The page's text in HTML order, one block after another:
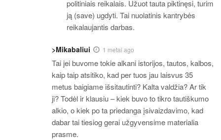
politiniais reikalais. Užuot tauta piktinęsi, turim
ją (save) ugdyti. Tai nuolatinis kantrybės
reikalaujantis darbas.
>Mikabaliui 1 metai ago
Tai jei buvome tokie alkani istorijos, tautos, kalbos,
kaip taip atsitiko, kad per tuos jau laisvus 35
metus baigiame išsitautinti? Kalta valdžia? Ar tik
ji? Todėl ir klausiu – kiek buvo to tikro tautiškumo
alkio, o kiek po ta priedanga įsivaizdavimo, kad
dabar tai tiesiog gerai užgyvensime materialia
prasme.